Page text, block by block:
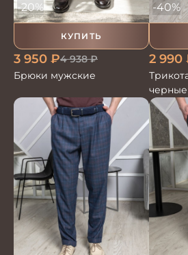
КУПИТЬ
-20%
3 950 ₽4 938₽
Брюки мужские
-40%
2 990
черные